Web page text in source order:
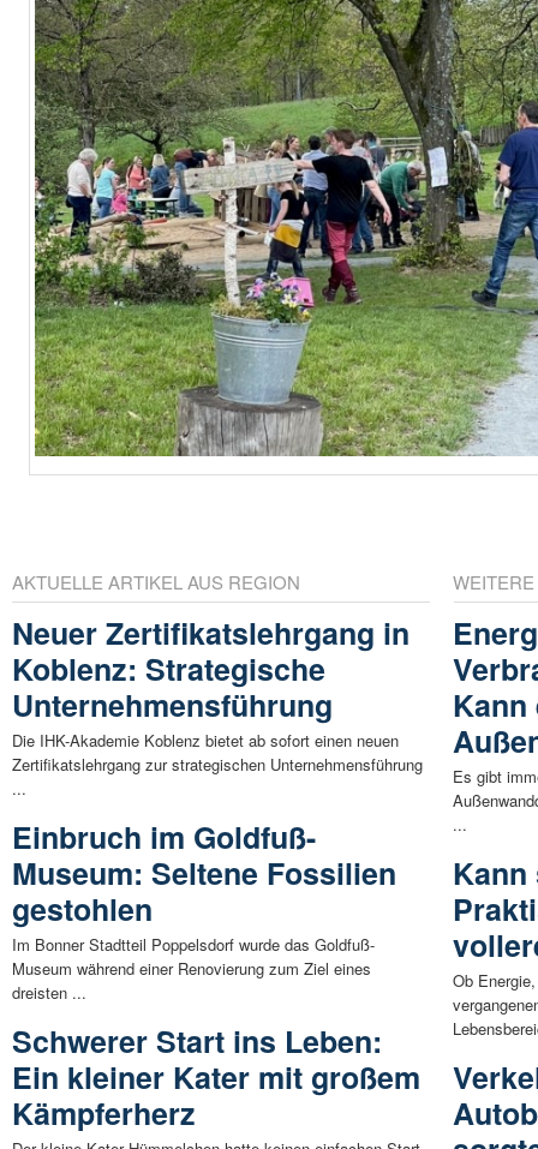
AKTUELLE ARTIKEL AUS REGION
Neuer Zertifikatslehrgang in
Koblenz: Strategische
Unternehmensführung
Die IHK-Akademie Koblenz bietet ab sofort einen neuen
Zertifikatslehrgang zur strategischen Unternehmensführung
...
Einbruch im Goldfuß-
Museum: Seltene Fossilien
gestohlen
Im Bonner Stadtteil Poppelsdorf wurde das Goldfuß-
Museum während einer Renovierung zum Ziel eines
dreisten ...
Schwerer Start ins Leben:
Ein kleiner Kater mit großem
Kämpferherz
Kann
Es gibt
...
Kann
Ob